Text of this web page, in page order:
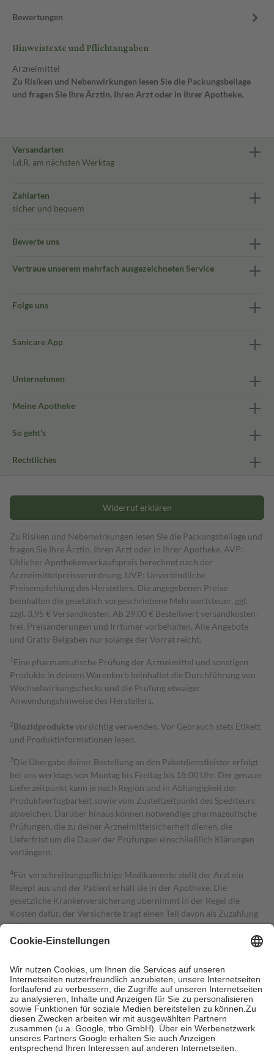
Bewertungen
Hinweistexte und Pflichtangaben
Arzneimittel
Zu Risiken und Nebenwirkungen lesen Sie die Packungsbeilage
und fragen Sie Ihre Ärztin, Ihren Arzt oder in Ihrer Apotheke.
Versandarten
i.d.R. am nächsten Werktag
Zahlarten
sicher und bequem
Bewerte uns
Vertraue unserem mehrfach ausgezeichneten Service
Folge uns
Sanicare App
Unternehmen
Meine Apotheke
So geht's
Rechtliches
Widerruf erklären
Zu Risiken und Nebenwirkungen lesen Sie die Packungsbeilage und
fragen Sie Ihre Ärztin, Ihren Arzt oder in Ihrer Apotheke. AVP:
Üblicher Apothekenverkaufspreis berechnet nach der
Arzneimittelpreisverordnung. UVP: Unverbindliche
Preisempfehlung des Herstellers. Die angegebenen Preise
beinhalten die gesetzlich vorgeschriebene Mehrwertsteuer, ggf.
zzgl. 3,95 € Versandkosten. Ab 29,00 € Bestell­wert versand­kosten­
frei. Preisänderungen und Irrtümer vorbehalten. Alle Angebote
und Gratis-Beigaben nur solange der Vorrat reicht.
1 Eine pharmazeutische Prüfung der Arzneimittel und sonstigen
Produkte in deinem Warenkorb beinhaltet die Durchführung von
Wechselwirkungschecks und die Prüfung etwaiger
Anwendungshinweise des Herstellers.
2Biozidproduktevorsichtig verwenden. Vor Gebrauch stets Etikett
und Produktinformationen lesen.
3Die Übergabe deiner Bestellung an den Paketdienstleister erfolgt
bei uns werktags von Montag bis Freitag bis 18:00 Uhr. Der genaue
Lieferzeitpunkt kann je nach Region und in Abhängigkeit der
Produktverfügbarkeit sowie vom Zustellzeitpunkt des Spediteurs
abweichen. Darüber hinaus können notwendige pharmazeutische
Prüfungen, die zu deiner Arzneimittelsicherheit dienen, die
Lieferfrist um die Dauer der Prüfungen einschließlich Klärungen
verlängern.
4Für verschreibungspflichtige Medikamente stellt der Arzt ein
Rezept aus und der Patient erhält sie in der Apotheke. Die
gesetzliche Krankenversicherung übernimmt in der Regel die
Kosten dafür, der Versicherte trägt einen Teil davon als Zuzahlung
mit.
Grundsätzlich leisten Mitglieder Zuzahlungen in Höhe von zehn
höchstens zehn Euro.
Es sind jedoch nie mehr als die tatsächlichen
Kosten der Leistung zu entrichten.
Diese Regeln gelten grundsätzlich auch für Online-Apotheken.
Bei Heilmitteln und häuslicher Krankenpflege beträgt die
Zuzahlung zehn Prozent der Kosten sowie zehn Euro je
Verordnung.
Um das Engagement der Versicherten für ihre eigene Gesundheit zu
stärken und die besondere Stellung der Familie zu unterstützen,